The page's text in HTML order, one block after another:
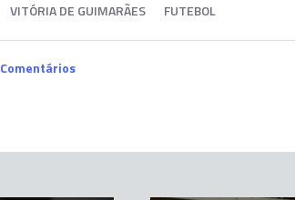
VITÓRIA DE GUIMARÃES FUTEBOL
Comentários